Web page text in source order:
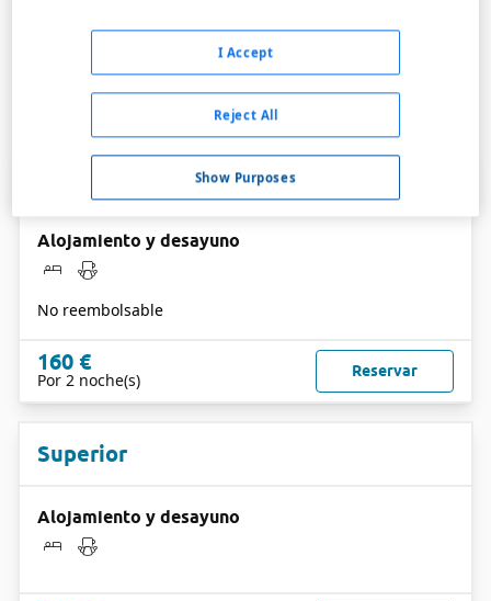
Alojamiento y desayuno
No reembolsable
160 €
Por 2 noche(s) Reservar
Superior
Alojamiento y desayuno
Show Purposes
Reject All
I Accept